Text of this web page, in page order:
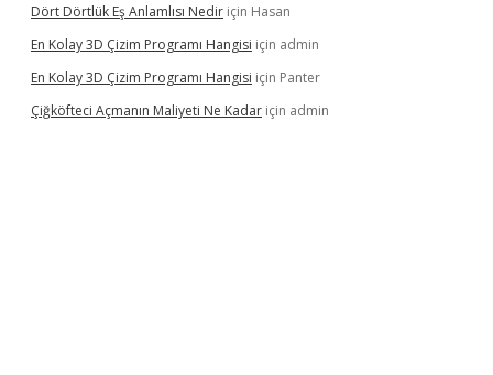
Dört Dörtlük Eş Anlamlısı Nedir için Hasan
En Kolay 3D Çizim Programı Hangisi için admin
En Kolay 3D Çizim Programı Hangisi için Panter
Çiğköfteci Açmanın Maliyeti Ne Kadar için admin